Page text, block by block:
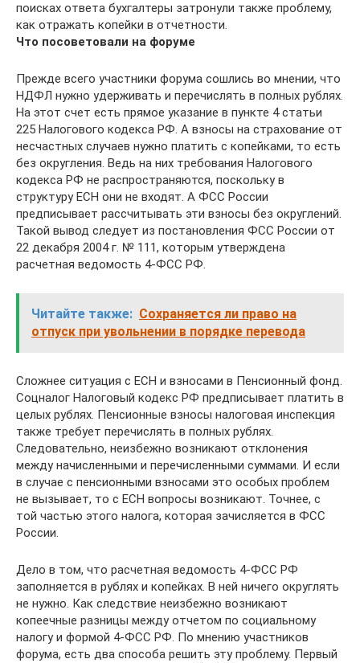
поисках ответа бухгалтеры затронули также проблему,
как отражать копейки в отчетности.
Что посоветовали на форуме
Прежде всего участники форума сошлись во мнении, что
НДФЛ нужно удерживать и перечислять в полных рублях.
На этот счет есть прямое указание в пункте 4 статьи
225 Налогового кодекса РФ. А взносы на страхование от
несчастных случаев нужно платить с копейками, то есть
без округления. Ведь на них требования Налогового
кодекса РФ не распространяются, поскольку в
структуру ЕСН они не входят. А ФСС России
предписывает рассчитывать эти взносы без округлений.
Такой вывод следует из постановления ФСС России от
22 декабря 2004 г. № 111, которым утверждена
расчетная ведомость 4-ФСС РФ.
Читайте также: Сохраняется ли право на
отпуск при увольнении в порядке перевода
Сложнее ситуация с ЕСН и взносами в Пенсионный фонд.
Соцналог Налоговый кодекс РФ предписывает платить в
целых рублях. Пенсионные взносы налоговая инспекция
также требует перечислять в полных рублях.
Следовательно, неизбежно возникают отклонения
между начисленными и перечисленными суммами. И если
в случае с пенсионными взносами это особых проблем
не вызывает, то с ЕСН вопросы возникают. Точнее, с
той частью этого налога, которая зачисляется в ФСС
России.
Дело в том, что расчетная ведомость 4-ФСС РФ
заполняется в рублях и копейках. В ней ничего округлять
не нужно. Как следствие неизбежно возникают
копеечные разницы между отчетом по социальному
налогу и формой 4-ФСС РФ. По мнению участников
форума, есть два способа решить эту проблему. Первый